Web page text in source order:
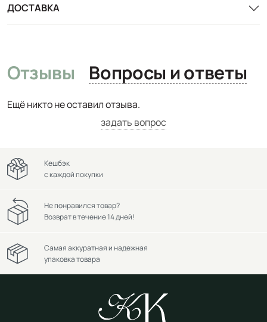
ДОСТАВКА
Отзывы Вопросы и ответы
Ещё никто не оставил отзыва.
задать вопрос
Кешбэк
с каждой покупки
Не понравился товар?
Возврат в течение 14 дней!
Самая аккуратная и надежная
упаковка товара